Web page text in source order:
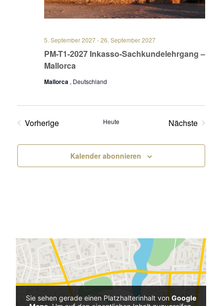
PM-T1-2027 Inkasso-Sachkundelehrgang –
Mallorca
5. September 2027-26. September 2027
Mallorca , Deutschland
Vorherige
Heute
Nächste
Kalender abonnieren
Sie sehen gerade einen Platzhalterinhalt von Google